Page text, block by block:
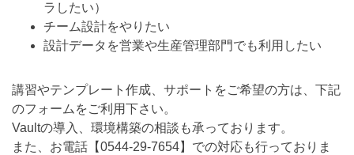
ラしたい）
チーム設計をやりたい
設計データを営業や生産管理部門でも利用したい
講習やテンプレート作成、サポートをご希望の方は、下記
のフォームをご利用下さい。
Vaultの導入、環境構築の相談も承っております。
また、お電話【0544-29-7654】での対応も行っておりま